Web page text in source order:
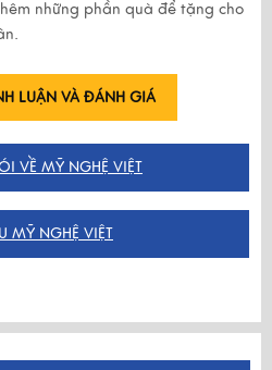
những phần quà để tặng cho
LUẬN VÀ ĐÁNH GIÁ
VỀ MỸ NGHỆ VIỆT
MỸ NGHỆ VIỆT